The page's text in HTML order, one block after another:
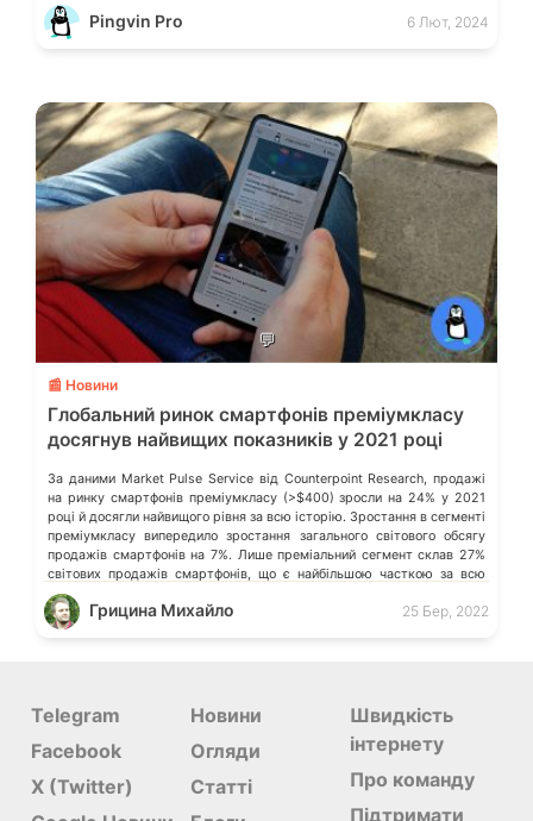
StanbyME Go. Тимчасова пропозиція діятиме […]
Pingvin Pro 6 Лют, 2024
💬
📰 Новини
Глобальний ринок смартфонів преміумкласу
досягнув найвищих показників у 2021 році
За даними Market Pulse Service від Counterpoint Research, продажі
на ринку смартфонів преміумкласу (>$400) зросли на 24% у 2021
році й досягли найвищого рівня за всю історію. Зростання в сегменті
преміумкласу випередило зростання загального світового обсягу
продажів смартфонів на 7%. Лише преміальний сегмент склав 27%
світових продажів смартфонів, що є найбільшою часткою за всю
історію. […]
Грицина Михайло 25 Бер, 2022
Telegram
Facebook
X (Twitter)
Новини
Огляди
Статті
Швидкість
інтернету
Про команду
Підтримати